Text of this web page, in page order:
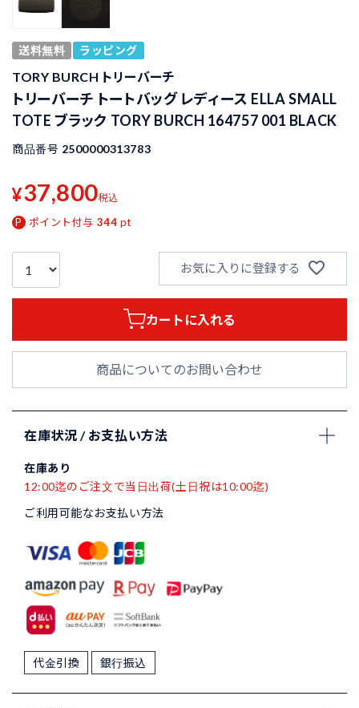
送料無料 ラッピング
TORY BURCH トリーバーチ
トリーバーチ トートバッグ レディース ELLA SMALL
TOTE ブラック TORY BURCH 164757 001 BLACK
商品番号 2500000313783
¥37,800税込
ポイント付与 344 pt
お気に入りに登録する
カートに入れる
商品についてのお問い合わせ
在庫状況 / お支払い方法
在庫あり
12:00迄のご注文で当日出荷(土日祝は10:00迄)
ご利用可能なお支払い方法
代金引換 銀行振込